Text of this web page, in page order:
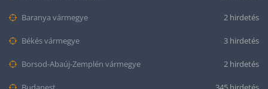
Baranya vármegye 2 hirdetés
Békés vármegye 3 hirdetés
Borsod-Abaúj-Zemplén vármegye 2 hirdetés